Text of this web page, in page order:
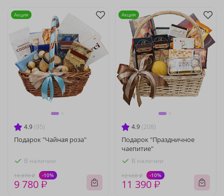
4.9 (95)
Подарок "Чайная роза"
В наличии
10 870 ₽ -10%
9 780 ₽
Акция
4.9 (208)
Подарок "Праздничное
чаепитие"
В наличии
12 660 ₽ -10%
11 390 ₽
Акция